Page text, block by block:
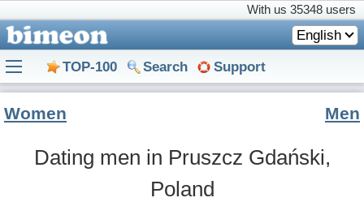
With us 35348 users
English
TOP-100 Search Support
Dating men in Pruszcz Gdański,
Poland
Women Men